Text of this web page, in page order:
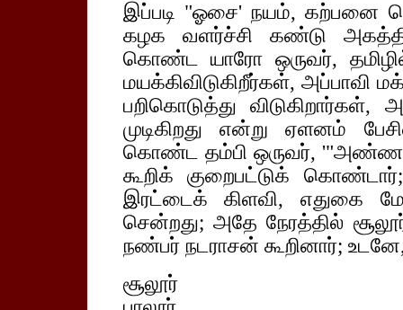
இப்படி "ஓசை' நயம், கற்பனை
கழக வளர்ச்சி கண்டு
கொண்ட யாரோ ஒருவர்,
மயக்கிவிடுகிறீர்கள்,
பறிகொடுத்து
முடிகிறது என்று ஏளனம்
கொண்ட தம்பி ஒருவர்,
கூறிக் குறைபட்டுக்
இரட்டைக் கிளவி, எதுகை
சென்றது; அதே நேரத்தில்
நண்பர் நடராசன் கூறினார்;
சூலூர்